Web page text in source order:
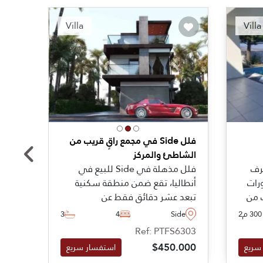
Villa
من
300 م2
Villa
فلل Side في مجمع راقٍ قريب من
الشاطئ والمركز
فلل مذهلة في Side للبيع في
أنطاليا، تقع ضمن منطقة سكنية
تبعد عشر دقائق فقط عن
الشواطئ الرملية الذهبية ومركز
المدينة المليء بالمرافق المحلية
ووجهات الترفيه المتنوعة.
Side
4
3
Ref: PTFS6303
$450.000 استفسار سريع